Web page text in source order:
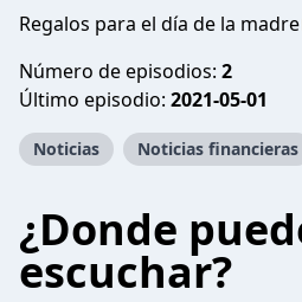
Regalos para el día de la
Número de episodios: 2
Último episodio: 2021-05-01
Noticias Noticias financieras
¿Donde
escuchar?